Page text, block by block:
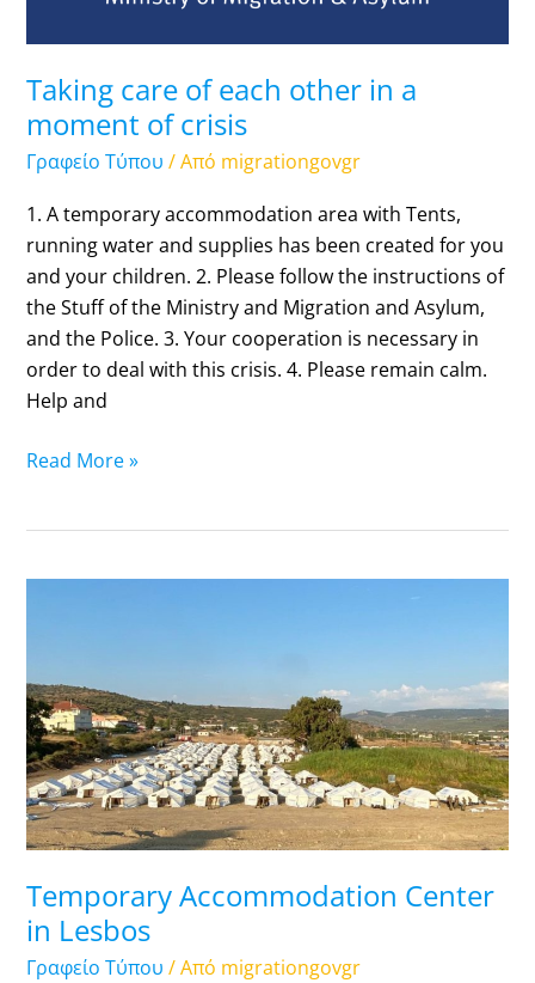
Taking care of each other in a
moment of crisis
Γραφείο Τύπου / Από migrationgovgr
1. A temporary accommodation area with Tents,
running water and supplies has been created for you
and your children. 2. Please follow the instructions of
the Stuff of the Ministry and Migration and Asylum,
and the Police. 3. Your cooperation is necessary in
order to deal with this crisis. 4. Please remain calm.
Help and
of
crisis
Read More »
Temporary Accommodation Center
in Lesbos
Γραφείο Τύπου / Από migrationgovgr
in
Lesbos